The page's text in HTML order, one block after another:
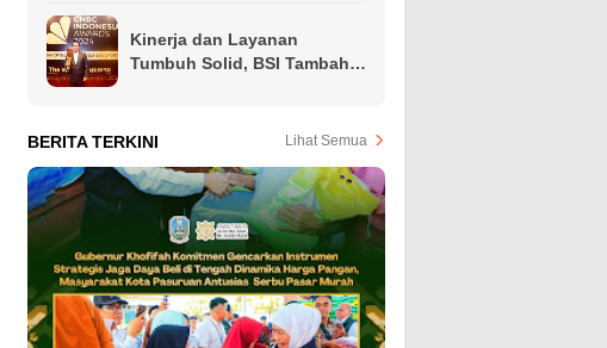
Kinerja dan Layanan
Tumbuh Solid, BSI Tambah
BERITA TERKINI
Lihat Semua